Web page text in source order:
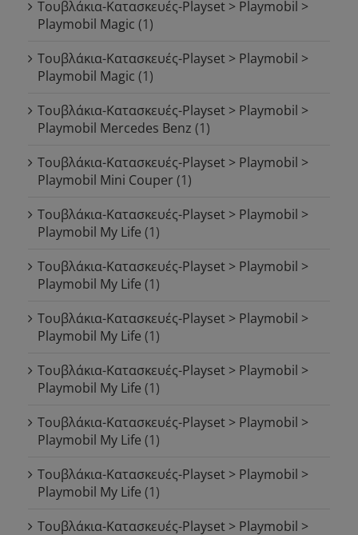
Τουβλάκια-Κατασκευές-Playset > Playmobil >
Playmobil Magic (1)
Τουβλάκια-Κατασκευές-Playset > Playmobil >
Playmobil Magic (1)
Τουβλάκια-Κατασκευές-Playset > Playmobil >
Playmobil Mercedes Benz (1)
Τουβλάκια-Κατασκευές-Playset > Playmobil >
Playmobil Mini Couper (1)
Τουβλάκια-Κατασκευές-Playset > Playmobil >
Playmobil My Life (1)
Τουβλάκια-Κατασκευές-Playset > Playmobil >
Playmobil My Life (1)
Τουβλάκια-Κατασκευές-Playset > Playmobil >
Playmobil My Life (1)
Τουβλάκια-Κατασκευές-Playset > Playmobil >
Playmobil My Life (1)
Τουβλάκια-Κατασκευές-Playset > Playmobil >
Playmobil My Life (1)
Τουβλάκια-Κατασκευές-Playset > Playmobil >
Playmobil My Life (1)
Τουβλάκια-Κατασκευές-Playset > Playmobil >